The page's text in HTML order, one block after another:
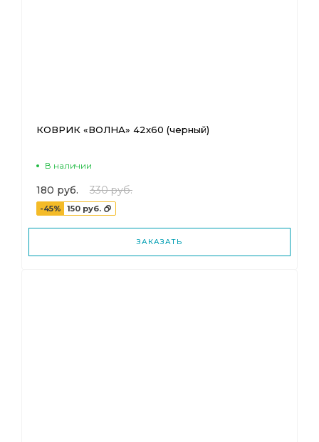
КОВРИК «ВОЛНА» 42х60 (черный)
В наличии
180 руб. 330 руб.
-45% 150 руб.
ЗАКАЗАТЬ